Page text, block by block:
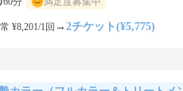
¥8,201/1回 → 2チケット(¥5,775)